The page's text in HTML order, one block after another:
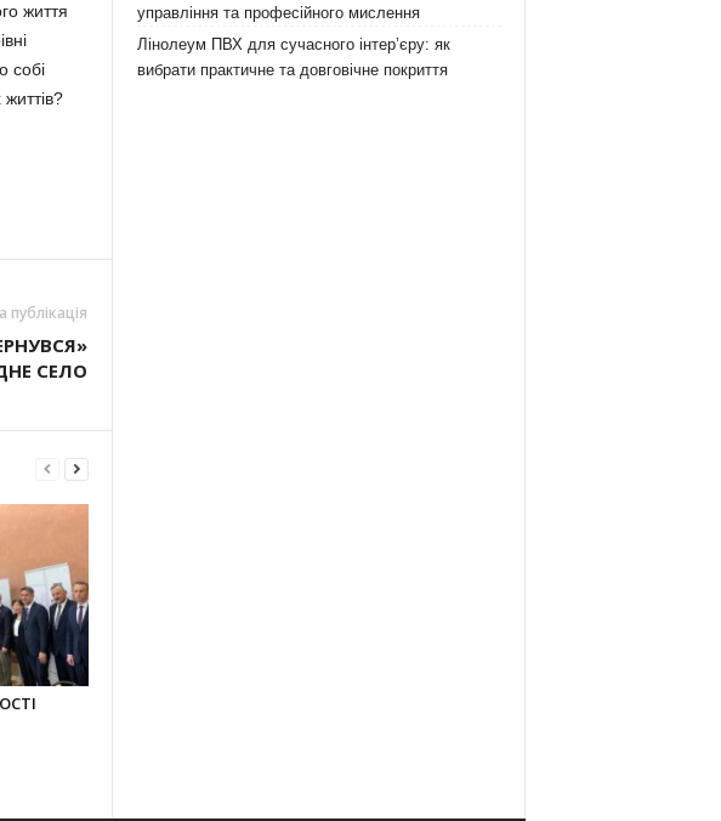
життя
собі
публікація
СЕЛО
управління та професійного мислення
Лінолеум ПВХ для сучасного інтер’єру: як
вибрати практичне та довговічне покриття